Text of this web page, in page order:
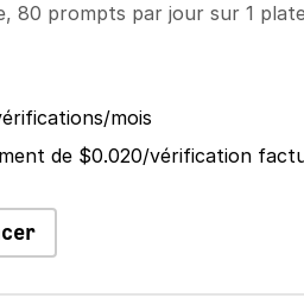
80 prompts par jour sur 1
mois
de $0.020/vérification